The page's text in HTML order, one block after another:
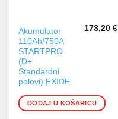
Akumulator
110Ah/750A
STARTPRO
(D+
Standardni
polovi) EXIDE
173,20 €
DODAJ U KOŠARICU